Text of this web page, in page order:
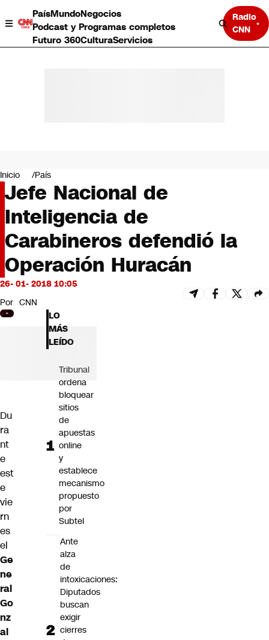
PaísMundoNegocios
Podcast y Programas completos
Futuro 360CulturaServicios
Radio
CNN
Negocios
Deportes
Programas completos
Cultura
Servicios
Bits
CNN tiempo
Futuro 360
Inicio País
Jefe Nacional de
Inteligencia de
Carabineros defendió la
Operación Huracán
26- 01- 2018 10:05
Por CNN
Du
ra
nt
e
est
e
vie
rn
es
el
Ge
ne
ral
Go
nz
al
LO
MÁS
LEÍDO
Tribunal
ordena
bloquear
sitios
de
apuestas
online
y
establece
mecanismo
propuesto
por
Subtel
Ante
alza
de
intoxicaciones:
Diputados
buscan
exigir
cierres